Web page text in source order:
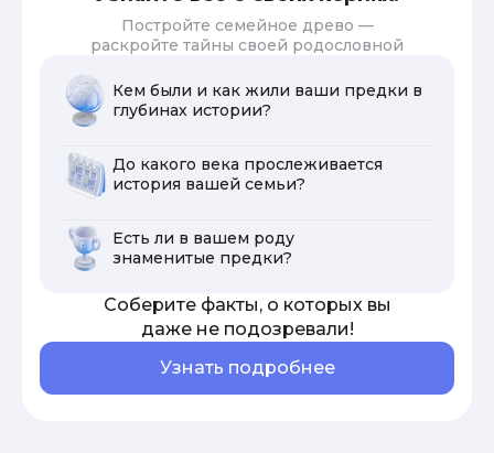
Постройте семейное древо —
раскройте тайны своей родословной
Кем были и как жили ваши предки в
глубинах истории?
До какого века прослеживается
история вашей семьи?
Есть ли в вашем роду
знаменитые предки?
Соберите факты, о которых вы
даже не подозревали!
Узнать подробнее